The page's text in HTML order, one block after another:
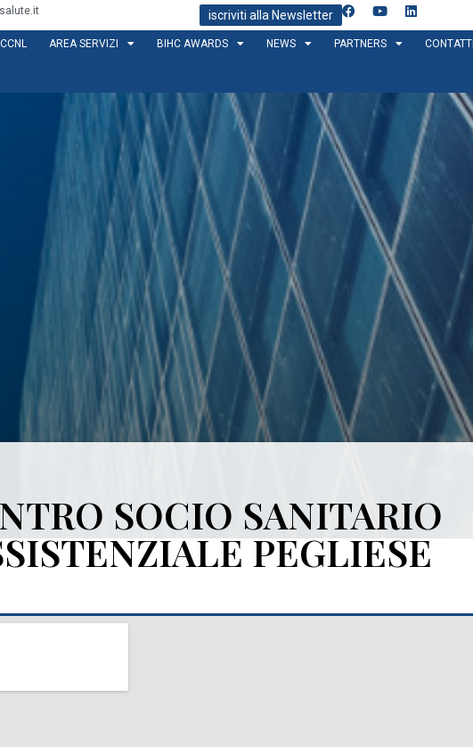
iscriviti alla Newsletter
CCNL AREA SERVIZI BIHC AWARDS NEWS PARTNERS CONTATTI
SOCIO SANITARIO
PEGLIESE